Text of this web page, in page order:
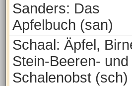
Sanders: Das
Apfelbuch (san)
Schaal: Äpfel,
Stein-Beeren- und
Schalenobst (sch)